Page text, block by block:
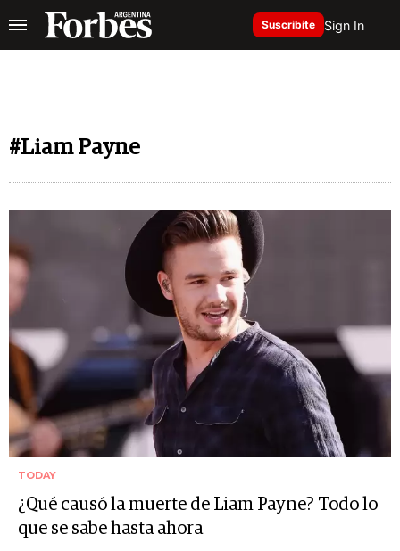
Suscribite Sign In
#Liam Payne
TODAY
¿Qué causó la muerte de Liam Payne? Todo lo
que se sabe hasta ahora